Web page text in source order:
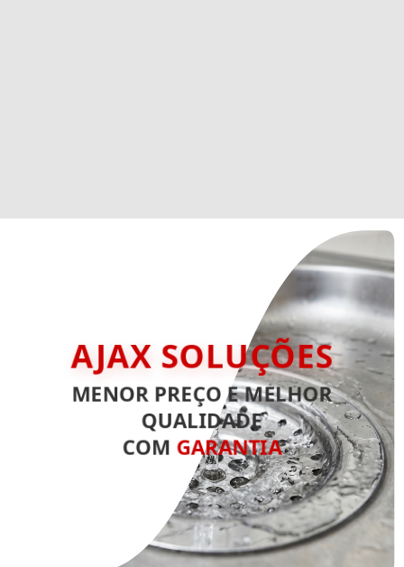
AJAX SOLUÇÕES
MENOR PREÇO E MELHOR
QUALIDADE
COM GARANTIA